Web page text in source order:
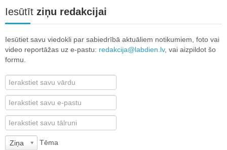
Iesūtīt ziņu redakcijai
Iesūtiet savu viedokli par sabiedrībā aktuāliem notikumiem, foto vai
video reportāžas uz e-pastu: redakcija@labdien.lv, vai aizpildot šo
formu.
Ziņa Tēma